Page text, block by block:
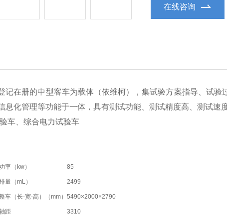
在线咨询
记在册的中型客车为载体（依维柯），集试验方案指导、试验
息化管理等功能于一体，具有测试功能、测试精度高、测试速
车、综合电力试验车
率（kw） 85
量（mL） 2499
车（长-宽-高）（mm） 5490×2000×2790
距 3310